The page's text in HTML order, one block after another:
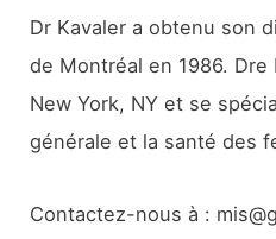
Dr Kavaler a obtenu son
de Montréal en 1986.
New York, NY et se
générale et la santé des
Contactez-nous à :